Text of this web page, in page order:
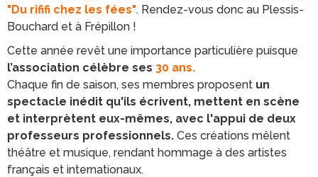
"Du rififi chez les fées". Rendez-vous donc au Plessis-
Bouchard et à Frépillon !
Cette année revêt une importance particulière puisque
l’association célèbre ses 30 ans.
Chaque fin de saison, ses membres proposent un
spectacle inédit qu'ils écrivent, mettent en scène
et interprètent eux-mêmes, avec l'appui de deux
professeurs professionnels. Ces créations mêlent
théâtre et musique, rendant hommage à des artistes
français et internationaux.